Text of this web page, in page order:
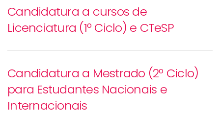
Candidatura a cursos de
Licenciatura (1º Ciclo) e CTeSP
Candidatura a Mestrado (2º Ciclo)
para Estudantes Nacionais e
Internacionais